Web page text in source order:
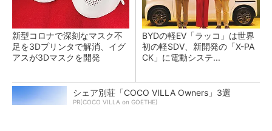
新型コロナで深刻なマスク不
足を3Dプリンタで解消、イグ
アスが3Dマスクを開発
BYDの軽EV「ラッコ」は世界
初の軽SDV、新開発の「X-PA
CK」に電動システ...
シェア別荘「COCO VILLA Owners」3選
PR(COCO VILLA on GOETHE)